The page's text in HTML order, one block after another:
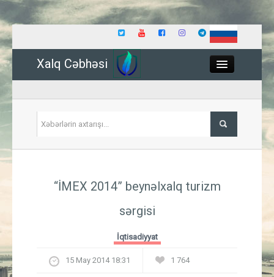
Xalq Cəbhəsi
İqtisadiyyat
“İMEX 2014” beynəlxalq turizm
sərgisi
İqtisadiyyat
15 May 2014 18:31 1 764